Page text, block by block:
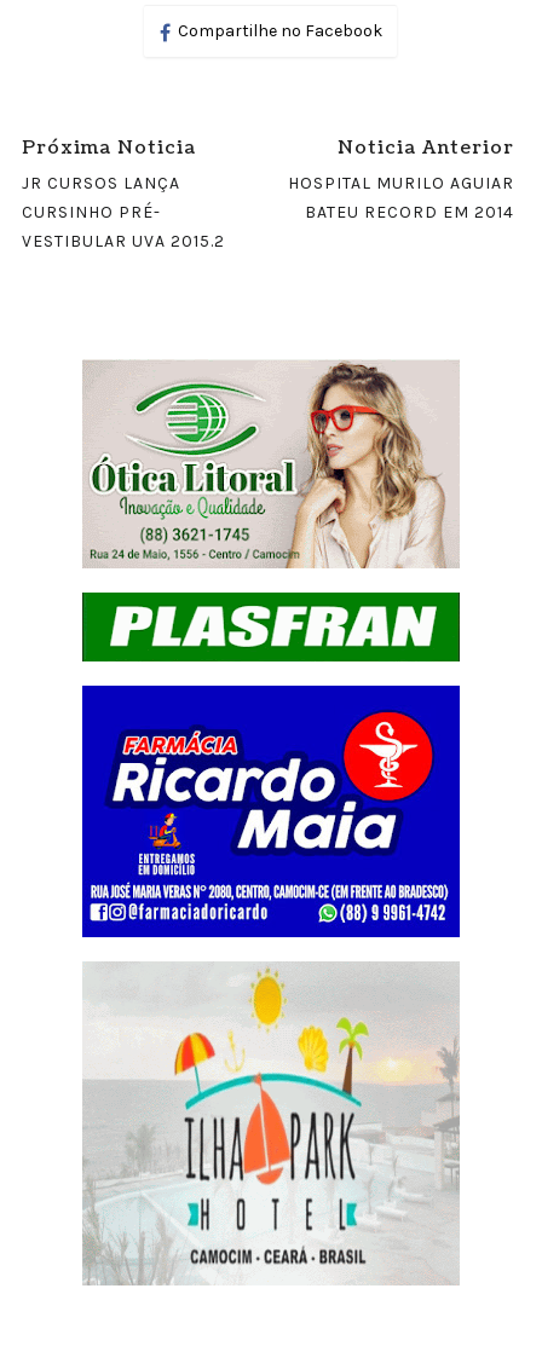
Compartilhe no Facebook
Próxima Noticia
JR CURSOS LANÇA
CURSINHO PRÉ-
VESTIBULAR UVA 2015.2
Noticia Anterior
HOSPITAL MURILO AGUIAR
BATEU RECORD EM 2014